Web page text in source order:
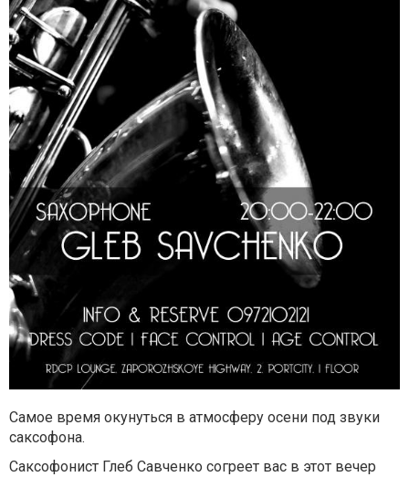
Самое время окунуться в атмосферу осени под звуки
саксофона.
Саксофонист Глеб Савченко согреет вас в этот вечер